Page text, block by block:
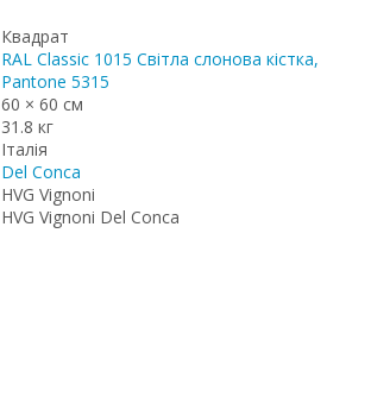
Квадрат
RAL Classic 1015 Світла слонова кістка,
Pantone 5315
60 × 60 см
31.8 кг
Італія
Del Conca
HVG Vignoni
HVG Vignoni Del Conca